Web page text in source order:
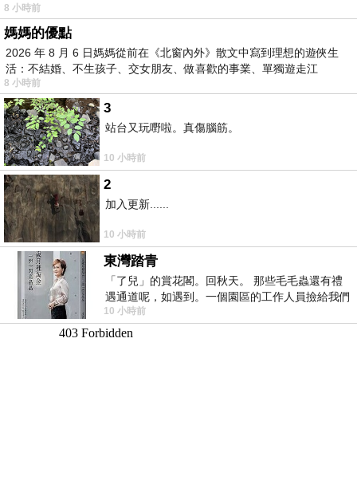
8 小時前
媽媽的優點
2026 年 8 月 6 日媽媽從前在《北窗內外》散文中寫到理想的遊俠生
活：不結婚、不生孩子、交女朋友、做喜歡的事業、單獨遊走江
湖⋯⋯，
8 小時前
3
站台又玩嘢啦。真傷腦筋。
10 小時前
2
加入更新......
10 小時前
東灣踏青
「了兒」的賞花閣。回秋天。 那些毛毛蟲還有禮
遇通道呢，如遇到。一個園區的工作人員撿給我們
細賞。
10 小時前